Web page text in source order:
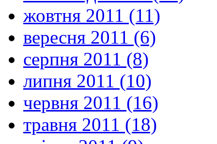
жовтня 2011 (11)
вересня 2011 (6)
серпня 2011 (8)
липня 2011 (10)
червня 2011 (16)
травня 2011 (18)